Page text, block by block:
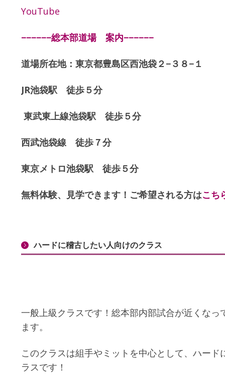
YouTube
−−−−−−総本部道場 案内−−−−−−
道場所在地：東京都豊島区西池袋２−３８−１
JR池袋駅 徒歩５分
東武東上線池袋駅 徒歩５分
西武池袋線 徒歩７分
東京メトロ池袋駅 徒歩５分
無料体験、見学できます！ご希望される方はこち
ハードに稽古したい人向けのクラス
一般上級クラスです！総本部内部試合が近くなっ
ます。
このクラスは組手やミットを中心として、ハー
ラスです！